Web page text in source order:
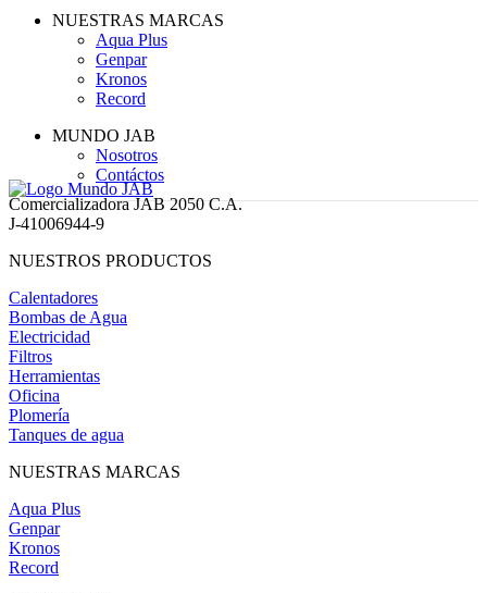
NUESTRAS MARCAS
Aqua Plus
Genpar
Kronos
Record
MUNDO JAB
Nosotros
Contáctos
Comercializadora JAB 2050 C.A.
J-41006944-9
NUESTROS PRODUCTOS
Calentadores
Bombas de Agua
Electricidad
Filtros
Herramientas
Oficina
Plomería
Tanques de agua
NUESTRAS MARCAS
Aqua Plus
Genpar
Kronos
Record